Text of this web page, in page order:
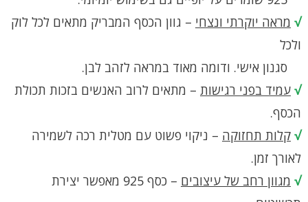
√ מראה יוקרתי ונצחי – גוון הכסף המבריק מתאים לכל לוק
ולכל
סגנון אישי. ודומה מאוד במראה לזהב לבן.
√ עמיד בפני רגישות – מתאים לרוב האנשים בזכות תכולת
הכסף.
√ קלות תחזוקה – ניקוי פשוט עם מטלית רכה לשמירה
לאורך זמן.
√ מגוון רחב של עיצובים
– כסף 925 מאפשר יצירת